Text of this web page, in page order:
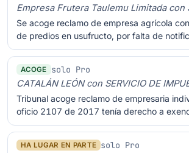
Empresa Frutera Taulemu Limitada con
Se acoge reclamo de empresa agrícola
de predios en usufructo, por falta de
ACOGE solo Pro
CATALÁN LEÓN con SERVICIO DE
Tribunal acoge reclamo de empresaria
oficio 2107 de 2017 tenía derecho a
HA LUGAR EN PARTE solo Pro